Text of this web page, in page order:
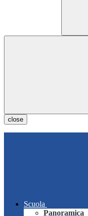
close
Scuola
Panoramica